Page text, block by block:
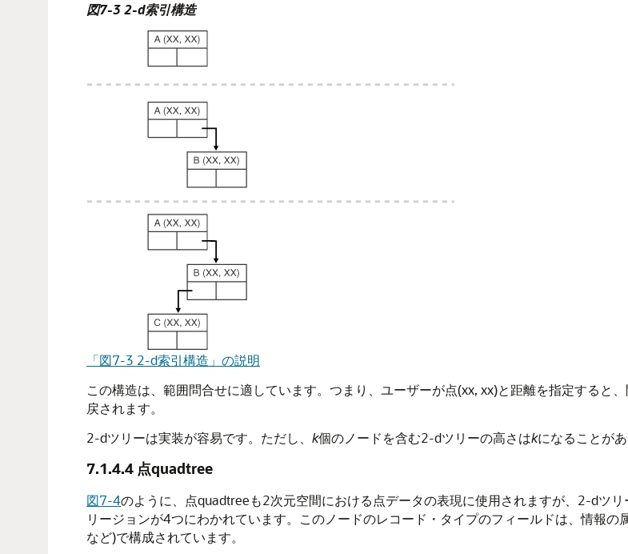
図7-3 2-d索引構造
「図7-3 2-d索引構造」の説明
この構造は、範囲問合せに適しています。つまり、ユーザーが点(xx, xx)と距離を指定すると
戻されます。
2-dツリーは実装が容易です。ただし、 k個のノードを含む2-dツリーの高さはkになることが
7.1.4.4 点quadtree
図7-4のように、点quadtreeも2次元空間における点データの表現に使用されますが、2-dツ
リージョンが4つにわかれています。このノードのレコード・タイプのフィールドは、情報
など)で構成されています。